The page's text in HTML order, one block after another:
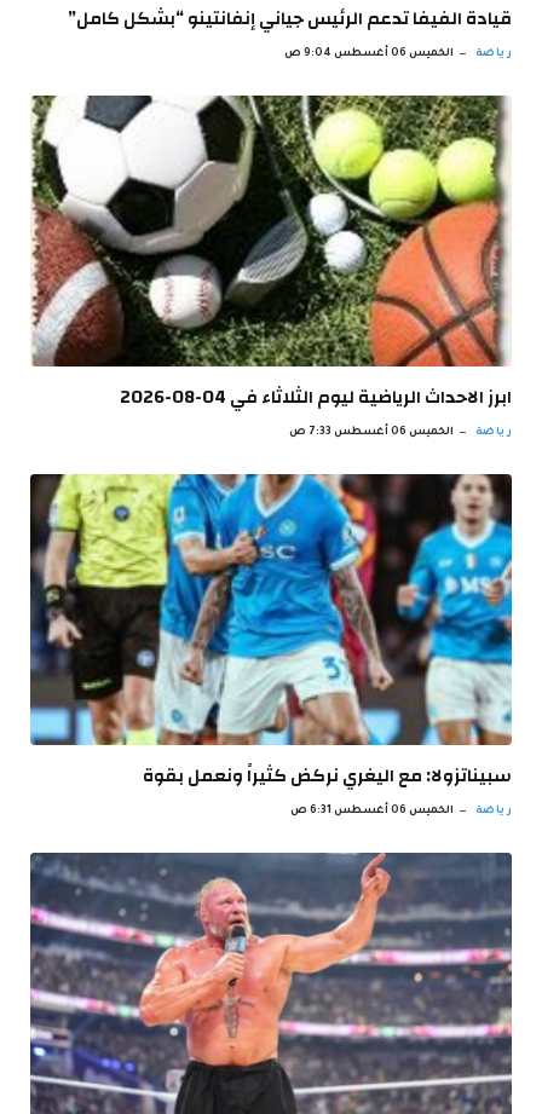
قيادة الفيفا تدعم الرئيس جياني إنفانتينو “بشكل كامل”
رياضة الخميس 06 أغسطس 9:04 ص
ابرز الاحداث الرياضية ليوم الثلاثاء في 04-08-2026
رياضة الخميس 06 أغسطس 7:33 ص
سبيناتزولا: مع اليغري نركض كثيراً ونعمل بقوة
رياضة الخميس 06 أغسطس 6:31 ص